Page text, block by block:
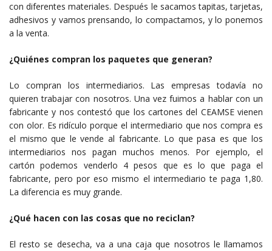
con diferentes materiales. Después le sacamos tapitas, tarjetas,
adhesivos y vamos prensando, lo compactamos, y lo ponemos
a la venta.
¿Quiénes compran los paquetes que generan?
Lo compran los intermediarios. Las empresas todavía no
quieren trabajar con nosotros. Una vez fuimos a hablar con un
fabricante y nos contestó que los cartones del CEAMSE vienen
con olor. Es ridículo porque el intermediario que nos compra es
el mismo que le vende al fabricante. Lo que pasa es que los
intermediarios nos pagan muchos menos. Por ejemplo, el
cartón podemos venderlo 4 pesos que es lo que paga el
fabricante, pero por eso mismo el intermediario te paga 1,80.
La diferencia es muy grande.
¿Qué hacen con las cosas que no reciclan?
El resto se desecha, va a una caja que nosotros le llamamos